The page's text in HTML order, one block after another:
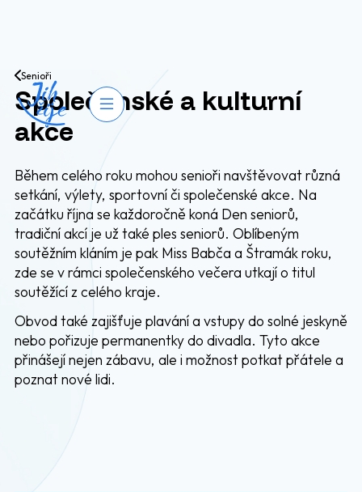
Přejít na obsah
Otevřít navigaci
Senioři
Společenské a kulturní
akce
Během celého roku mohou senioři navštěvovat různá
setkání, výlety, sportovní či společenské akce. Na
začátku října se každoročně koná Den seniorů,
tradiční akcí je už také ples seniorů. Oblíbeným
soutěžním kláním je pak Miss Babča a Štramák roku,
zde se v rámci společenského večera utkají o titul
soutěžící z celého kraje.
Obvod také zajišťuje plavání a vstupy do solné jeskyně
nebo pořizuje permanentky do divadla. Tyto akce
přinášejí nejen zábavu, ale i možnost potkat přátele a
poznat nové lidi.